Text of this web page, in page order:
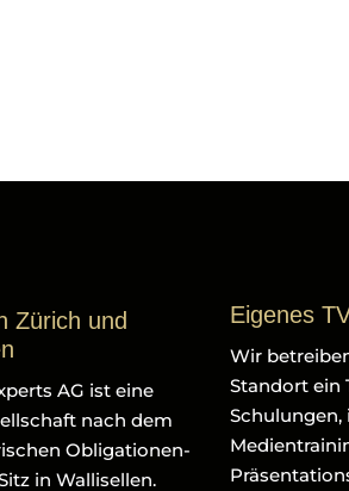
Zürich und
AG ist eine
nach dem
Obligationen-
in Wallisellen.
Eigenes
Wir
Standort ein
Schulungen,